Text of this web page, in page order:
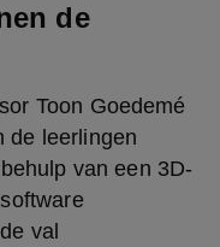
de
Toon Goedemé
de leerlingen
van een 3D-
val